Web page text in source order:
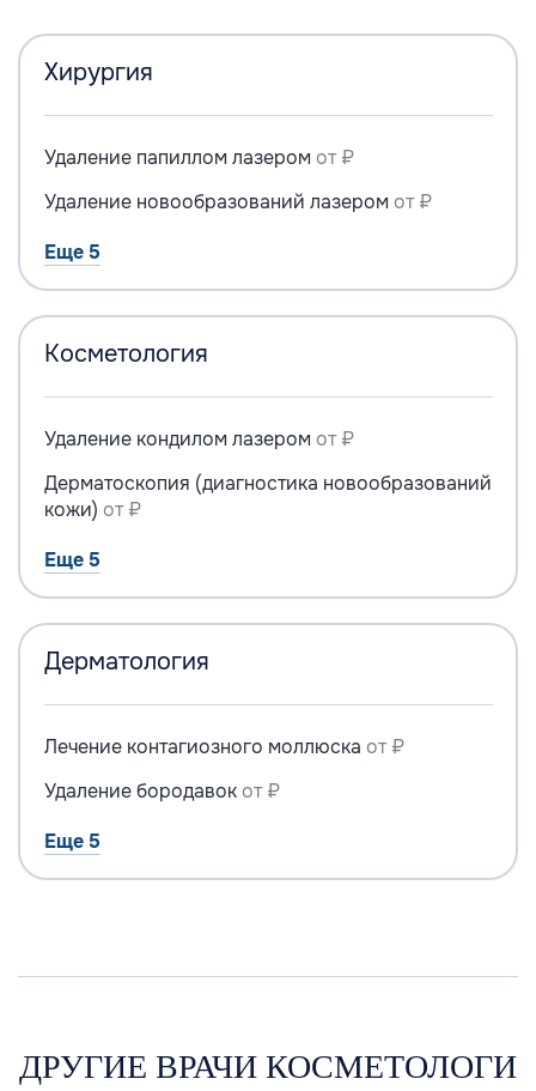
Хирургия
Удаление папиллом лазеромот ₽
Удаление новообразований лазеромот ₽
Еще 5
Косметология
Удаление кондилом лазеромот ₽
Дерматоскопия (диагностика новообразований
кожи) от ₽
Еще 5
Дерматология
Лечение контагиозного моллюска от ₽
Удаление бородавокот ₽
Еще 5
ДРУГИЕ ВРАЧИ КОСМЕТОЛОГИ